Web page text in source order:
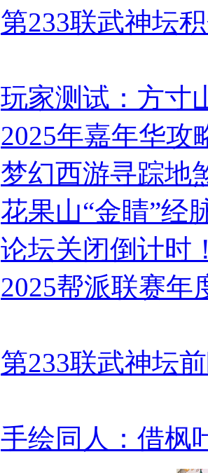
第233联武神坛
玩家测试：方寸
2025年嘉年华攻
梦幻西游寻踪地
花果山“金睛”经
论坛关闭倒计时
2025帮派联赛年
第233联武神坛
手绘同人：借枫